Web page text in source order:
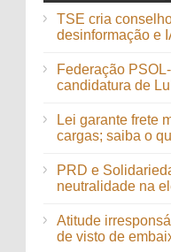
TSE cria
desinformação e
Federação
candidatura de
Lei garante frete
cargas; saiba o
PRD e
neutralidade na
Atitude
de visto de